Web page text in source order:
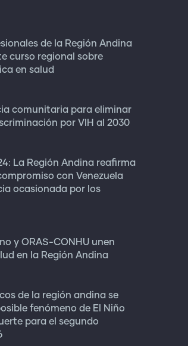
de la Región Andina
curso regional sobre
en salud
comunitaria para eliminar
por VIH al 2030
La Región Andina reafirma
con Venezuela
ocasionada por los
y ORAS-CONHU unen
en la Región Andina
de la región andina se
fenómeno de El Niño
para el segundo